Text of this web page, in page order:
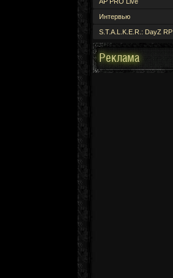
Интервью
S.T.A.L.K.E.R.: DayZ RP
Реклама